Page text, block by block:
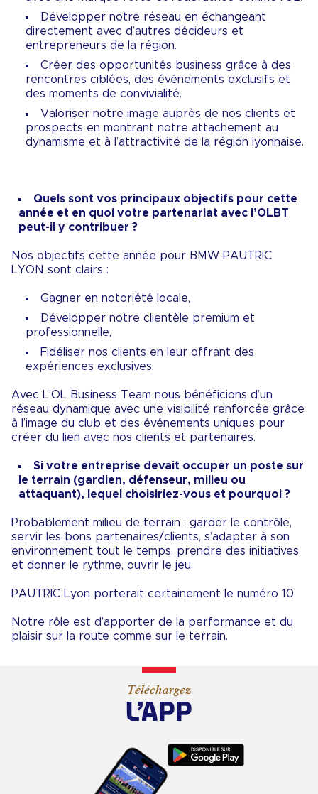
Développer notre réseau en échangeant
directement avec d’autres décideurs et
entrepreneurs de la région.
Créer des opportunités business grâce à des
rencontres ciblées, des événements exclusifs et
des moments de convivialité.
Valoriser notre image auprès de nos clients et
prospects en montrant notre attachement au
dynamisme et à l’attractivité de la région lyonnaise.
Quels sont vos principaux objectifs pour cette
année et en quoi votre partenariat avec l’OLBT
peut-il y contribuer ?
Nos objectifs cette année pour BMW PAUTRIC
LYON sont clairs :
Gagner en notoriété locale,
Développer notre clientèle premium et
professionnelle,
Fidéliser nos clients en leur offrant des
expériences exclusives.
Avec L’OL Business Team nous bénéficions d’un
réseau dynamique avec une visibilité renforcée grâce
à l’image du club et des événements uniques pour
créer du lien avec nos clients et partenaires.
Si votre entreprise devait occuper un poste sur
le terrain (gardien, défenseur, milieu ou
attaquant), lequel choisiriez-vous et pourquoi ?
Probablement milieu de terrain : garder le contrôle,
servir les bons partenaires/clients, s’adapter à son
environnement tout le temps, prendre des initiatives
et donner le rythme, ouvrir le jeu.
PAUTRIC Lyon porterait certainement le numéro 10.
Notre rôle est d’apporter de la performance et du
plaisir sur la route comme sur le terrain.
Téléchargez
L’APP